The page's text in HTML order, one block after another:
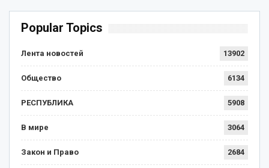
Popular Topics
Лента новостей 13902
Общество 6134
РЕСПУБЛИКА 5908
В мире 3064
Закон и Право 2684